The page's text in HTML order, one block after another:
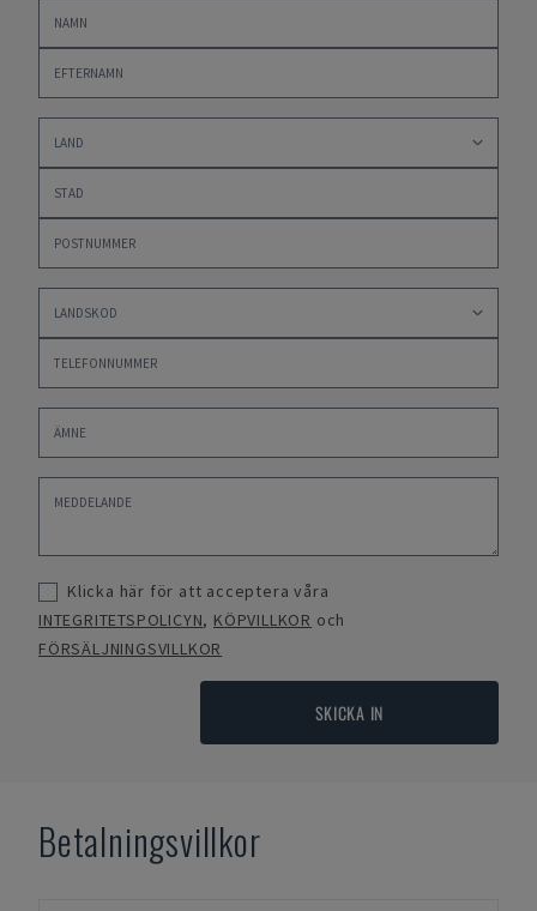
Klicka här för att acceptera våra
INTEGRITETSPOLICYN, KÖPVILLKOR och
FÖRSÄLJNINGSVILLKOR
SKICKA IN
Betalningsvillkor